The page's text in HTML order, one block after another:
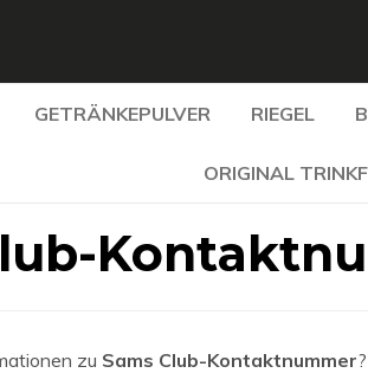
GETRÄNKEPULVER RIEGEL
ORIGINAL
zu Sams Club-Kontaktnummer